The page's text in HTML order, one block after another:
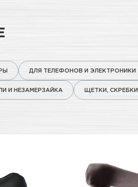
ДЛЯ ТЕЛЕФОНОВ И ЭЛЕКТРОНИКИ
И НЕЗАМЕРЗАЙКА ЩЕТКИ, СКРЕБКИ